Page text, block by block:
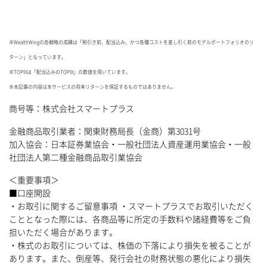
※WealthWingの各戦略の成績は「税引き前、配当込み、かつ各種コストを差し引く前のモデルポートフォリオのリ
ターン」となっています。
※TOPIXは「配当込みのTOPIX」の数値を用いています。
※本記事の内容は本サービスの将来リターンを保証するものではありません。
商号等：株式会社スマートプラス
金融商品取引業者：関東財務局長（金商）第3031号
加入協会：日本証券業協会・一般社団法人資産運用業協会・一般
社団法人第二種金融商品取引業協会
＜重要事項＞
■口座開設
・お取引に関するご留意事項 ・スマートプラスでお取引いただく
こととなった際には、各商品等に所定の手数料や諸経費等をご負
担いただく場合があります。
・株式のお取引については、株価の下落により損失を被ることが
あります。また、倒産等、発行会社の財務状態の悪化により損失